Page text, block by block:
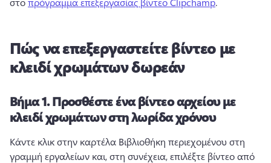
Πώς να επεξεργαστείτε βίντεο με
κλειδί χρωμάτων δωρεάν
Βήμα 1.Προσθέστε ένα βίντεο αρχείου με
κλειδί χρωμάτων στη λωρίδα χρόνου
Κάντε κλικ στην καρτέλα Βιβλιοθήκη περιεχομένου στη
γραμμή εργαλείων και, στη συνέχεια, επιλέξτε βίντεο από